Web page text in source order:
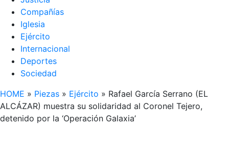
Compañías
Iglesia
Ejército
Internacional
Deportes
Sociedad
HOME » Piezas » Ejército » Rafael García Serrano (EL
ALCÁZAR) muestra su solidaridad al Coronel Tejero,
detenido por la ‘Operación Galaxia’